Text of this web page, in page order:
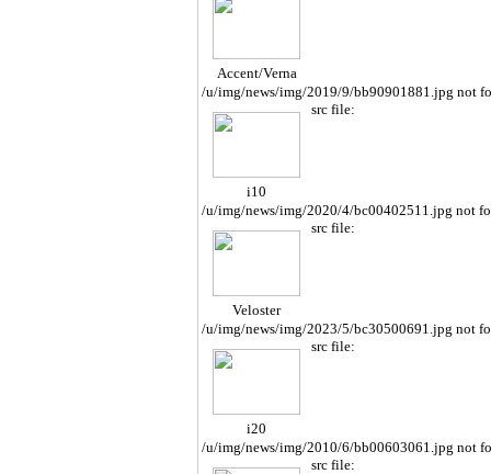
Accent/Verna
/u/img/news/img/2019/9/bb90901881.jpg not
i10
src file:
/u/img/news/img/2020/4/bc00402511.jpg not
Veloster
src file:
/u/img/news/img/2023/5/bc30500691.jpg not
i20
src file:
/u/img/news/img/2010/6/bb00603061.jpg not
src file: